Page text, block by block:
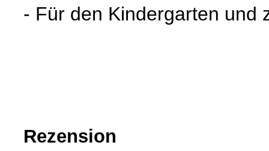
- Für den Kindergarten und
Rezension